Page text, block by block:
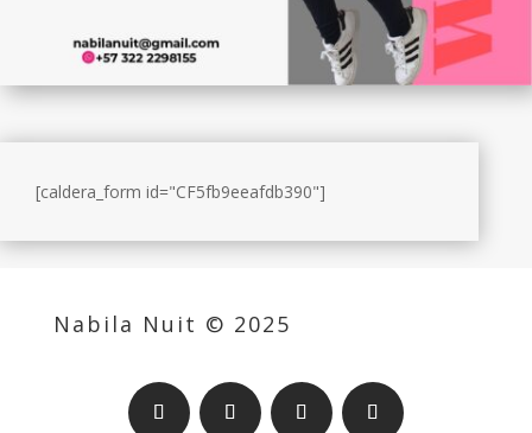
[caldera_form id="CF5fb9eeafdb390"]
Nabila Nuit © 2025